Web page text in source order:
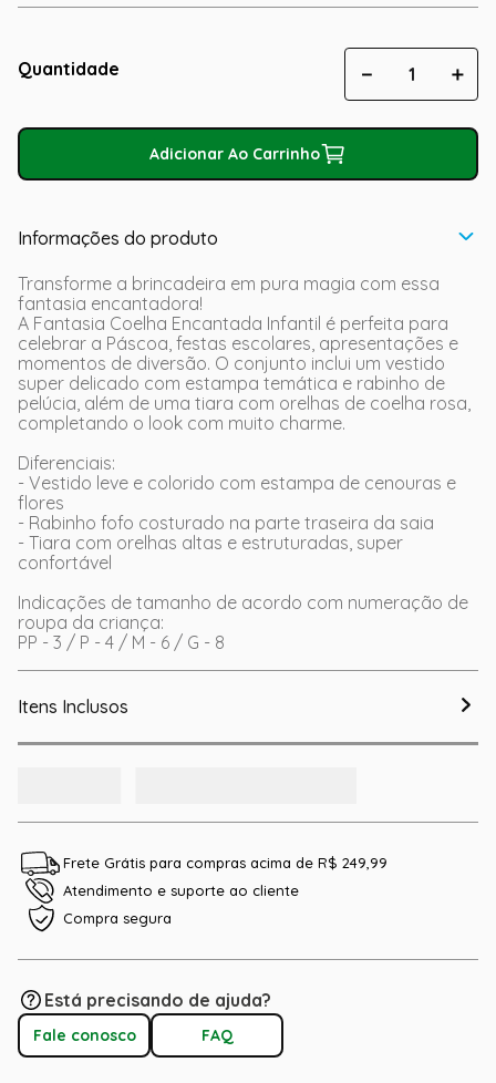
Quantidade ＋
－
Adicionar Ao Carrinho
Informações do produto
Transforme a brincadeira em pura magia com essa
fantasia encantadora!
A Fantasia Coelha Encantada Infantil é perfeita para
celebrar a Páscoa, festas escolares, apresentações e
momentos de diversão. O conjunto inclui um vestido
super delicado com estampa temática e rabinho de
pelúcia, além de uma tiara com orelhas de coelha rosa,
completando o look com muito charme.
Diferenciais:
- Vestido leve e colorido com estampa de cenouras e
flores
- Rabinho fofo costurado na parte traseira da saia
- Tiara com orelhas altas e estruturadas, super
confortável
Indicações de tamanho de acordo com numeração de
roupa da criança:
PP - 3 / P - 4 / M - 6 / G - 8
Itens Inclusos
Frete Grátis para compras acima de R$ 249,99
Atendimento e suporte ao cliente
Compra segura
Está precisando de ajuda?
Fale conosco FAQ